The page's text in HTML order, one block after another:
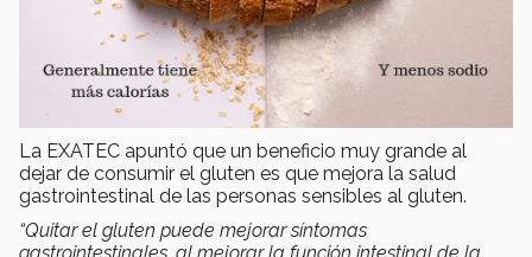
La EXATEC apuntó que un beneficio muy grande al
dejar de consumir el gluten es que mejora la salud
gastrointestinal de las personas sensibles al gluten.
“Quitar el gluten puede mejorar síntomas